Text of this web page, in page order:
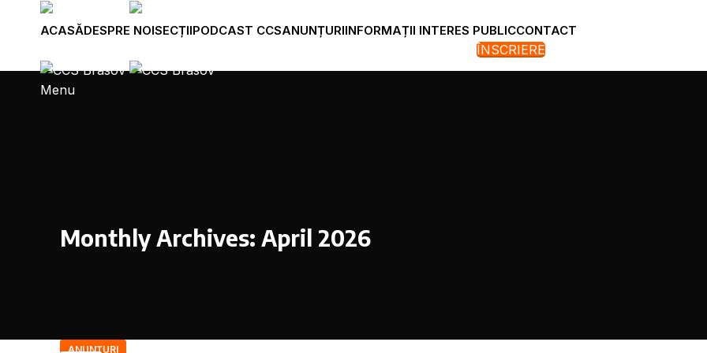
ACASĂDESPRE NOISECȚIIPODCAST CCSANUNȚURIINFORMAȚII INTERES PUBLICCONTACT
ÎNSCRIERE
Menu
Monthly Archives: April 2026
ANUNȚURI